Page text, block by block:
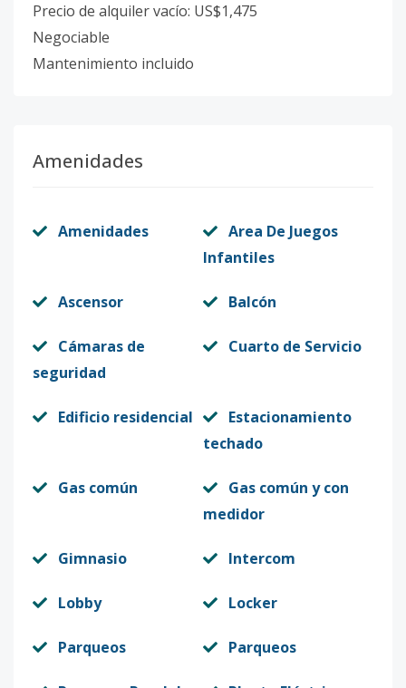
Precio de alquiler vacío: US$1,475
Negociable
Mantenimiento incluido
Amenidades
Amenidades
Area De Juegos
Infantiles
Ascensor Balcón
Cámaras de
seguridad
Cuarto de Servicio
Edificio residencial
Estacionamiento
techado
Gas común
Gas común y con
medidor
Gimnasio Intercom
Lobby Locker
Parqueos Parqueos